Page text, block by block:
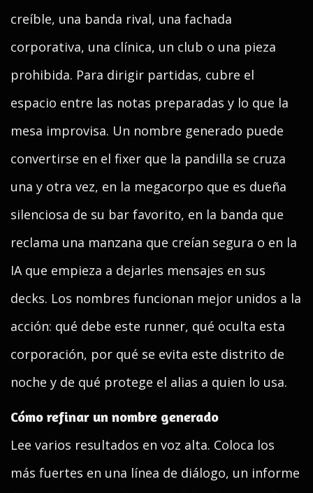
creíble, una banda rival, una fachada
corporativa, una clínica, un club o una pieza
prohibida. Para dirigir partidas, cubre el
espacio entre las notas preparadas y lo que la
mesa improvisa. Un nombre generado puede
convertirse en el fixer que la pandilla se cruza
una y otra vez, en la megacorpo que es dueña
silenciosa de su bar favorito, en la banda que
reclama una manzana que creían segura o en la
IA que empieza a dejarles mensajes en sus
decks. Los nombres funcionan mejor unidos a la
acción: qué debe este runner, qué oculta esta
corporación, por qué se evita este distrito de
noche y de qué protege el alias a quien lo usa.
Cómo refinar un nombre generado
Lee varios resultados en voz alta. Coloca los
más fuertes en una línea de diálogo, un informe